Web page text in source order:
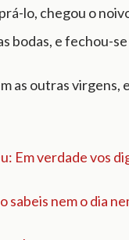
lo, chegou o
bodas, e fechou-
as outras virgens,
Em verdade vos
sabeis nem o dia